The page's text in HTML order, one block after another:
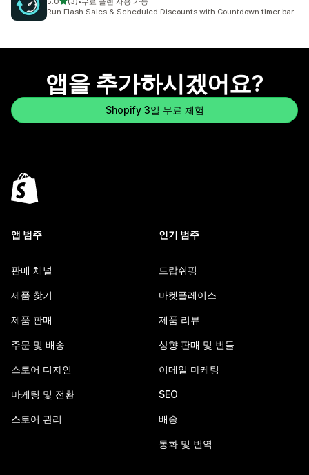
총 리뷰 3개
Run Flash Sales & Scheduled Discounts with Countdown timer bar
앱을 추가하시겠어요?
Shopify 3일 무료 체험
앱 범주
판매 채널
제품 찾기
제품 판매
주문 및 배송
스토어 디자인
마케팅 및 전환
스토어 관리
인기 범주
드랍쉬핑
마켓플레이스
제품 리뷰
상향 판매 및 번들
이메일 마케팅
SEO
배송
통화 및 번역